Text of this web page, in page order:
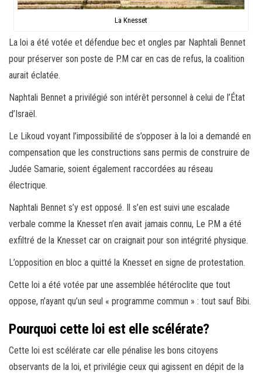
La Knesset
La loi a été votée et défendue bec et ongles par Naphtali Bennet
pour préserver son poste de P.M car en cas de refus, la coalition
aurait éclatée.
Naphtali Bennet a privilégié son intérêt personnel à celui de l’État
d’Israël.
Le Likoud voyant l’impossibilité de s’opposer à la loi a demandé en
compensation que les constructions sans permis de construire de
Judée Samarie, soient également raccordées au réseau
électrique.
Naphtali Bennet s’y est opposé. Il s’en est suivi une escalade
verbale comme la Knesset n’en avait jamais connu, Le P.M a été
exfiltré de la Knesset car on craignait pour son intégrité physique.
L’opposition en bloc a quitté la Knesset en signe de protestation.
Cette loi a été votée par une assemblée hétéroclite que tout
oppose, n’ayant qu’un seul « programme commun » : tout sauf Bibi.
Pourquoi cette loi est elle scélérate?
Cette loi est scélérate car elle pénalise les bons citoyens
observants de la loi, et privilégie ceux qui agissent en dépit de la